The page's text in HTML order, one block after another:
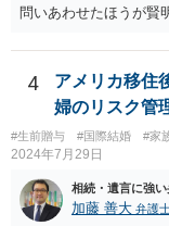
問いあわせたほうが賢
4
アメリカ移住
婦のリスク管
#生前贈与 #国際結婚 #家
2024年7月29日
相続・遺言に強
加藤 善大 弁護